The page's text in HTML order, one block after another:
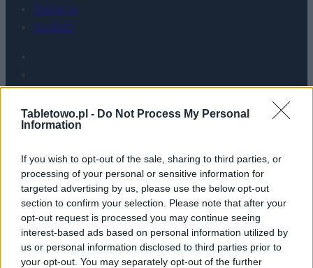
Tabletowo.pl - Do Not Process My Personal
Information
If you wish to opt-out of the sale, sharing to third parties, or
processing of your personal or sensitive information for
targeted advertising by us, please use the below opt-out
section to confirm your selection. Please note that after your
opt-out request is processed you may continue seeing
interest-based ads based on personal information utilized by
us or personal information disclosed to third parties prior to
your opt-out. You may separately opt-out of the further
Reklama
Kontakt
Urządzenia
SMARTFONY
TABLETY
WEARABLE